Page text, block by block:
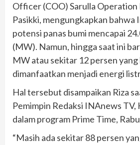
Officer (COO) Sarulla Operation
Pasikki, mengungkapkan bahwa
potensi panas bumi mencapai
(MW). Namun, hingga saat ini
MW atau sekitar 12 persen yang
dimanfaatkan menjadi energi
Hal tersebut disampaikan Riza
Pemimpin Redaksi INAnews TV,
dalam program Prime Time,
“Masih ada sekitar 88 persen